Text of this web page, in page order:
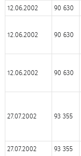
12.06.2002
90 630
12.06.2002 90 630
12.06.2002 90 630
27.07.2002 93 355
27.07.2002 93 355